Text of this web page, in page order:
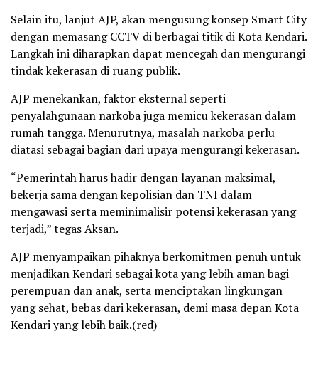
Selain itu, lanjut AJP, akan mengusung konsep Smart City
dengan memasang CCTV di berbagai titik di Kota Kendari.
Langkah ini diharapkan dapat mencegah dan mengurangi
tindak kekerasan di ruang publik.
AJP menekankan, faktor eksternal seperti
penyalahgunaan narkoba juga memicu kekerasan dalam
rumah tangga. Menurutnya, masalah narkoba perlu
diatasi sebagai bagian dari upaya mengurangi kekerasan.
“Pemerintah harus hadir dengan layanan maksimal,
bekerja sama dengan kepolisian dan TNI dalam
mengawasi serta meminimalisir potensi kekerasan yang
terjadi,” tegas Aksan.
AJP menyampaikan pihaknya berkomitmen penuh untuk
menjadikan Kendari sebagai kota yang lebih aman bagi
perempuan dan anak, serta menciptakan lingkungan
yang sehat, bebas dari kekerasan, demi masa depan Kota
Kendari yang lebih baik.(red)